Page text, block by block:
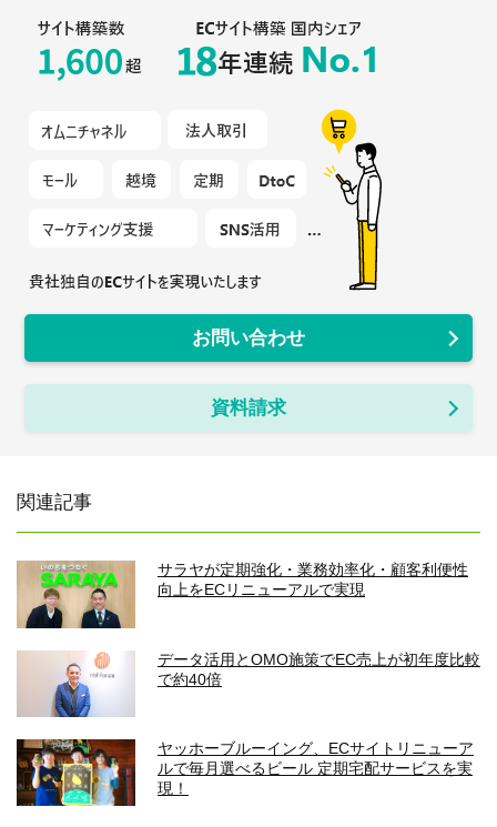
お問い合わせ
資料請求
関連記事
サラヤが定期強化・業務効率化・顧客利便性
向上をECリニューアルで実現
データ活用とOMO施策でEC売上が初年度比較
で約40倍
ヤッホーブルーイング、ECサイトリニューア
ルで毎月選べるビール 定期宅配サービスを実
現！